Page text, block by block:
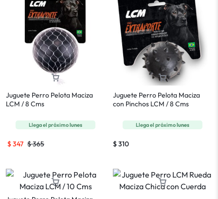
Juguete Perro Pelota Maciza
LCM / 8 Cms
Llega el próximolunes
$365
$347
Juguete Perro Pelota Maciza
con Pinchos LCM / 8 Cms
Llega el próximolunes
$310